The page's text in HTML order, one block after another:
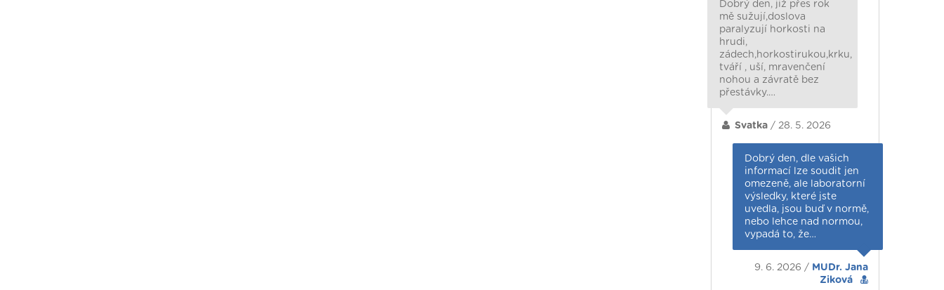
Dobrý den, již přes rok
mě sužují,doslova
paralyzují horkosti na
hrudi,
zádech,horkostirukou,krku,
tváří , uší, mravenčení
nohou a závratě bez
přestávky.…
Svatka / 28. 5. 2026
Dobrý den, dle vašich
informací lze soudit jen
omezeně, ale laboratorní
výsledky, které jste
uvedla, jsou buď v normě,
nebo lehce nad normou,
vypadá to, že…
9. 6. 2026 / MUDr. Jana
Ziková